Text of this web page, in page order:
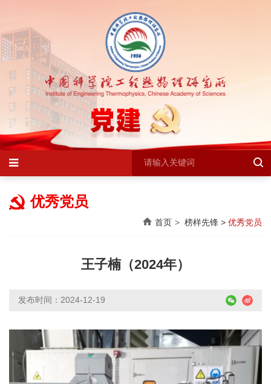
优秀党员
首页 榜样先锋 > 优秀党员
王子楠（2024年）
发布时间：2024-12-19